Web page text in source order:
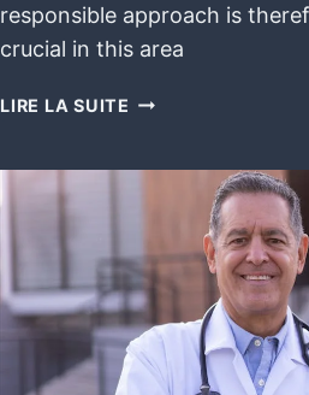
responsible approach is
crucial in this area
LIRE LA SUITE